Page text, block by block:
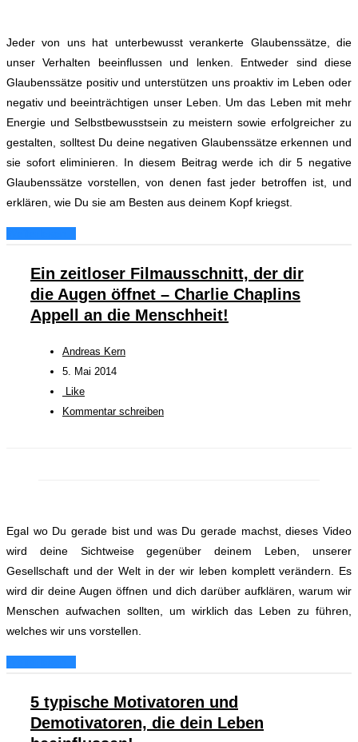
Jeder von uns hat unterbewusst verankerte Glaubenssätze, die
unser Verhalten beeinflussen und lenken. Entweder sind diese
Glaubenssätze positiv und unterstützen uns proaktiv im Leben oder
negativ und beeinträchtigen unser Leben. Um das Leben mit mehr
Energie und Selbstbewusstsein zu meistern sowie erfolgreicher zu
gestalten, solltest Du deine negativen Glaubenssätze erkennen und
sie sofort eliminieren. In diesem Beitrag werde ich dir 5 negative
Glaubenssätze vorstellen, von denen fast jeder betroffen ist, und
erklären, wie Du sie am Besten aus deinem Kopf kriegst.
Ein zeitloser Filmausschnitt, der dir
die Augen öffnet – Charlie Chaplins
Appell an die Menschheit!
Andreas Kern
5. Mai 2014
Like
Kommentar schreiben
Egal wo Du gerade bist und was Du gerade machst, dieses Video
wird deine Sichtweise gegenüber deinem Leben, unserer
Gesellschaft und der Welt in der wir leben komplett verändern. Es
wird dir deine Augen öffnen und dich darüber aufklären, warum wir
Menschen aufwachen sollten, um wirklich das Leben zu führen,
welches wir uns vorstellen.
5 typische Motivatoren und
Demotivatoren, die dein Leben